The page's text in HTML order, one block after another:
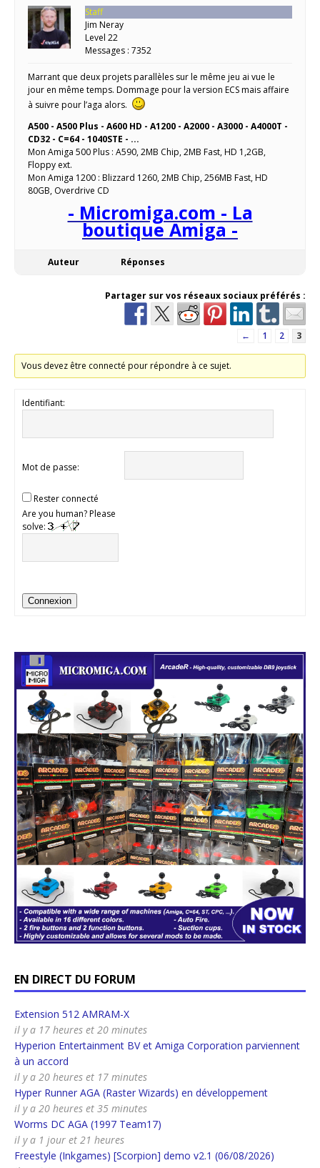
Staff
Jim Neray
Level 22
Messages : 7352
Marrant que deux projets parallèles sur le même jeu ai vue le
jour en même temps. Dommage pour la version ECS mais affaire
à suivre pour l’aga alors.
A500 - A500 Plus - A600 HD - A1200 - A2000 - A3000 - A4000T -
CD32 - C=64 - 1040STE - ...
Mon Amiga 500 Plus : A590, 2MB Chip, 2MB Fast, HD 1,2GB,
Floppy ext.
Mon Amiga 1200 : Blizzard 1260, 2MB Chip, 256MB Fast, HD
80GB, Overdrive CD
- Micromiga.com - La
boutique Amiga -
Auteur Réponses
Partager sur vos réseaux sociaux préférés :
← 1 2 3
Vous devez être connecté pour répondre à ce sujet.
Identifiant:
Mot de passe:
Rester connecté
Are you human? Please
solve:
Connexion
EN DIRECT DU FORUM
Extension 512 AMRAM-X
il y a 17 heures et 20 minutes
Hyperion Entertainment BV et Amiga Corporation parviennent
à un accord
il y a 20 heures et 17 minutes
Hyper Runner AGA (Raster Wizards) en développement
il y a 20 heures et 35 minutes
Worms DC AGA (1997 Team17)
il y a 1 jour et 21 heures
Freestyle (Inkgames) [Scorpion] demo v2.1 (06/08/2026)